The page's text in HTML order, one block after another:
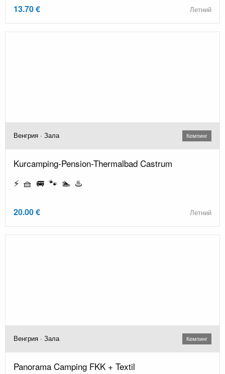
13.70 € Летний
Венгрия · Зала Кемпинг
Kurcamping-Pension-Thermalbad Castrum
⚡ 🧺 🚐 🐾 🏊 ♨️
20.00 € Летний
Венгрия · Зала Кемпинг
Panorama Camping FKK + Textil